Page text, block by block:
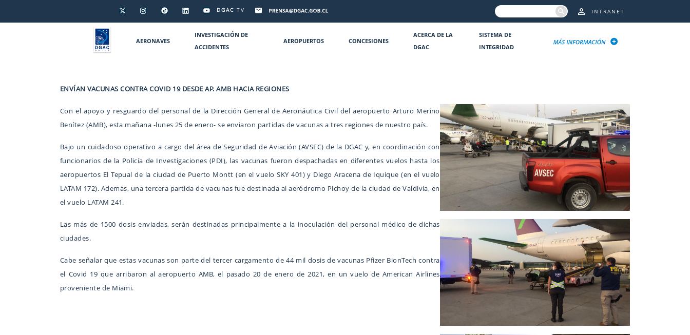
DGAC TV INTRANET
AERONAVES
INVESTIGACIÓN DE
ACCIDENTES
AEROPUERTOS CONCESIONES
ACERCA DE LA
DGAC
SISTEMA DE
INTEGRIDAD
ENVÍAN VACUNAS CONTRA COVID 19 DESDE AP. AMB HACIA REGIONES
Con el apoyo y resguardo del personal de la Dirección General de Aeronáutica Civil del aeropuerto Arturo Merino
Benítez (AMB), esta mañana -lunes 25 de enero- se enviaron partidas de vacunas a tres regiones de nuestro país.
Bajo un cuidadoso operativo a cargo del área de Seguridad de Aviación (AVSEC) de la DGAC y, en coordinación con
funcionarios de la Policía de Investigaciones (PDI), las vacunas fueron despachadas en diferentes vuelos hasta los
aeropuertos El Tepual de la ciudad de Puerto Montt (en el vuelo SKY 401) y Diego Aracena de Iquique (en el vuelo
LATAM 172). Además, una tercera partida de vacunas fue destinada al aeródromo Pichoy de la ciudad de Valdivia, en
el vuelo LATAM 241.
Las más de 1500 dosis enviadas, serán destinadas principalmente a la inoculación del personal médico de dichas
ciudades.
Cabe señalar que estas vacunas son parte del tercer cargamento de 44 mil dosis de vacunas Pfizer BionTech contra
el Covid 19 que arribaron al aeropuerto AMB, el pasado 20 de enero de 2021, en un vuelo de American Airlines
proveniente de Miami.